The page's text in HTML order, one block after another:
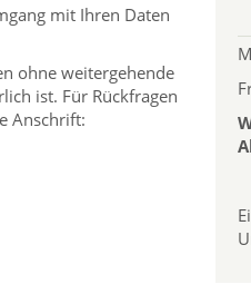
mit Ihren Daten
ohne weitergehende
ist. Für Rückfragen
Anschrift: